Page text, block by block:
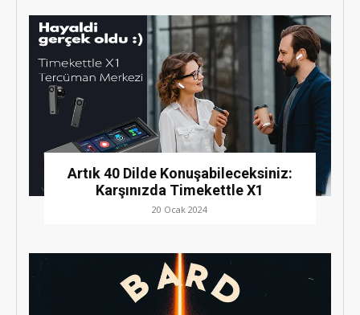
Artık 40 Dilde Konuşabileceksiniz:
Karşınızda Timekettle X1
20 Ocak 2024